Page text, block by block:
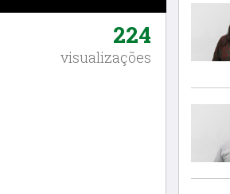
224
visualizações